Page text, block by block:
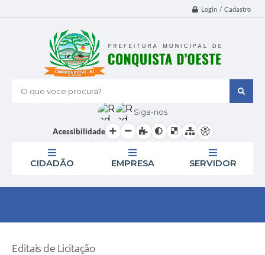
Login / Cadastro
O que voce procura?
Siga-nos
Acessibilidade
CIDADÃO EMPRESA SERVIDOR
Editais de Licitação